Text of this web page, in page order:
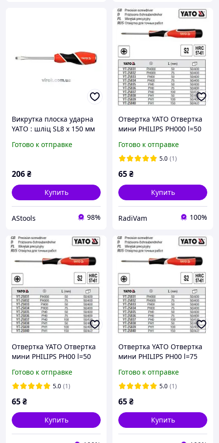
Викрутка плоска ударна
YATO : шліц SL8 x 150 мм
Готово к отправке
206₴
Купить
AStools 98%
Отвертка YATO Отвертка
мини PHILIPS PH000 l=50
Готово к отправке
5.0 (1)
65₴
Купить
RadiVam 100%
Отвертка YATO Отвертка
мини PHILIPS PH00 l=50
Готово к отправке
5.0 (1)
65₴
Купить
Отвертка YATO Отвертка
мини PHILIPS PH00 l=75
Готово к отправке
5.0 (1)
65₴
Купить